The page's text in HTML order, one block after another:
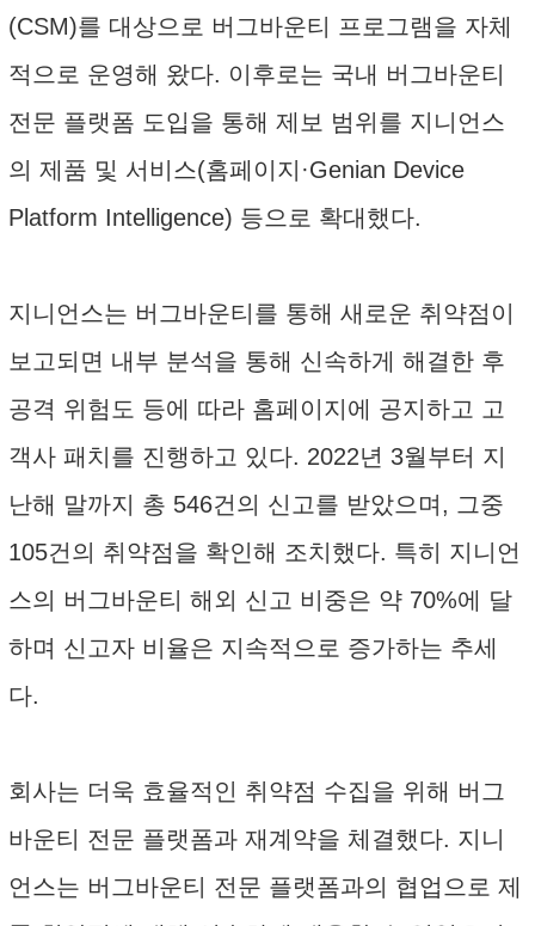
(CSM)를 대상으로 버그바운티 프로그램을 자체
적으로 운영해 왔다. 이후로는 국내 버그바운티
전문 플랫폼 도입을 통해 제보 범위를 지니언스
의 제품 및 서비스(홈페이지·Genian Device
Platform Intelligence) 등으로 확대했다.
지니언스는 버그바운티를 통해 새로운 취약점이
보고되면 내부 분석을 통해 신속하게 해결한 후
공격 위험도 등에 따라 홈페이지에 공지하고 고
객사 패치를 진행하고 있다. 2022년 3월부터 지
난해 말까지 총 546건의 신고를 받았으며, 그중
105건의 취약점을 확인해 조치했다. 특히 지니언
스의 버그바운티 해외 신고 비중은 약 70%에 달
하며 신고자 비율은 지속적으로 증가하는 추세
다.
회사는 더욱 효율적인 취약점 수집을 위해 버그
바운티 전문 플랫폼과 재계약을 체결했다. 지니
언스는 버그바운티 전문 플랫폼과의 협업으로 제